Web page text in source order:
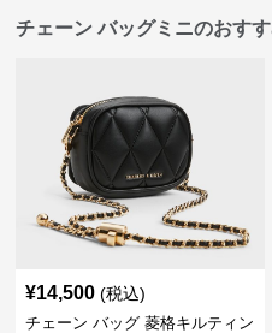
チェーン バッグミニのおす
¥14,500 (税込)
チェーン バッグ 菱格キルティン